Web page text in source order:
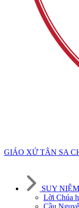
GIÁO XỨ TÂN SA
SUY NIỆM
Lời Chúa
Cầu